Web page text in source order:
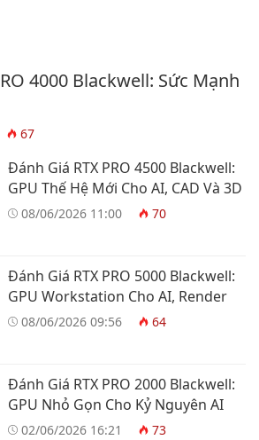
4000 Blackwell: Sức Mạnh
67
Đánh Giá RTX PRO 4500 Blackwell:
GPU Thế Hệ Mới Cho AI, CAD Và 3D
08/06/2026 11:00 70
Đánh Giá RTX PRO 5000 Blackwell:
GPU Workstation Cho AI, Render
08/06/2026 09:56 64
Đánh Giá RTX PRO 2000 Blackwell:
GPU Nhỏ Gọn Cho Kỷ Nguyên AI
02/06/2026 16:21 73